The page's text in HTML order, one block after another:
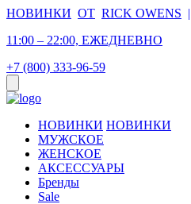
НОВИНКИ ОТ RICK OWENS |
11:00 – 22:00, ЕЖЕДНЕВНО
+7 (800) 333-96-59
НОВИНКИ НОВИНКИ
МУЖСКОЕ
ЖЕНСКОЕ
АКСЕССУАРЫ
Бренды
Sale